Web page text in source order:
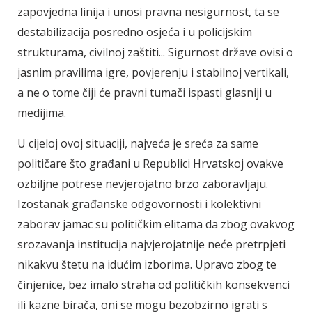
zapovjedna linija i unosi pravna nesigurnost, ta se
destabilizacija posredno osjeća i u policijskim
strukturama, civilnoj zaštiti... Sigurnost države ovisi o
jasnim pravilima igre, povjerenju i stabilnoj vertikali,
a ne o tome čiji će pravni tumači ispasti glasniji u
medijima.
U cijeloj ovoj situaciji, najveća je sreća za same
političare što građani u Republici Hrvatskoj ovakve
ozbiljne potrese nevjerojatno brzo zaboravljaju.
Izostanak građanske odgovornosti i kolektivni
zaborav jamac su političkim elitama da zbog ovakvog
srozavanja institucija najvjerojatnije neće pretrpjeti
nikakvu štetu na idućim izborima. Upravo zbog te
činjenice, bez imalo straha od političkih konsekvenci
ili kazne birača, oni se mogu bezobzirno igrati s